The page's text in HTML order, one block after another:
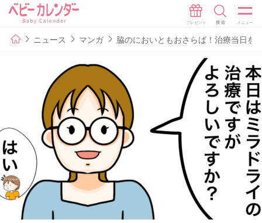
ニュース マンガ 脇のにおいともおさらば！治療当日を